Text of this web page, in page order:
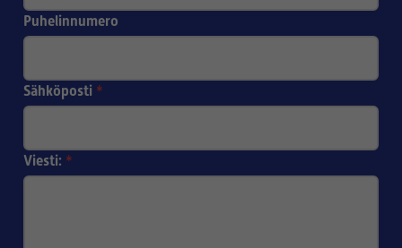
Puhelinnumero
Sähköposti *
Viesti: *